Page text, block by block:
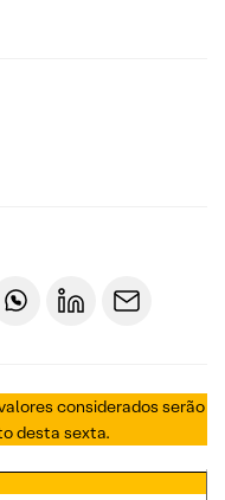
considerados serão
desta sexta.